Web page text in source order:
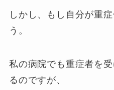
しかし、もし自分が重
う。
私の病院でも重症者を
るのですが、